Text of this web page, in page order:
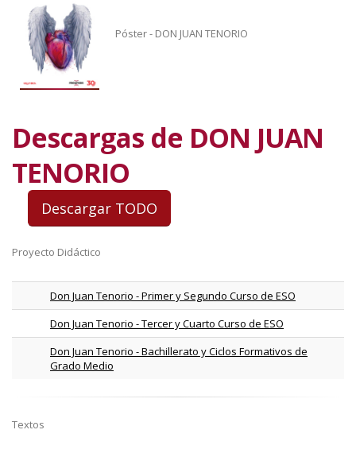
Póster - DON JUAN TENORIO
Descargas de DON JUAN
TENORIO
Proyecto Didáctico
Don Juan Tenorio - Primer y Segundo Curso de ESO
Don Juan Tenorio - Tercer y Cuarto Curso de ESO
Don Juan Tenorio - Bachillerato y Ciclos Formativos de
Grado Medio
Textos